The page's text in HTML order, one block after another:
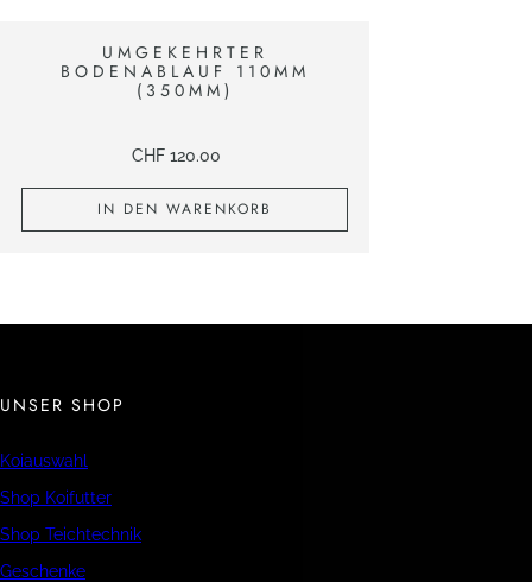
UMGEKEHRTER
BODENABLAUF 110MM
(350MM)
CHF120.00
IN DEN WARENKORB
UNSER SHOP
Koiauswahl
Shop Koifutter
Shop Teichtechnik
Geschenke